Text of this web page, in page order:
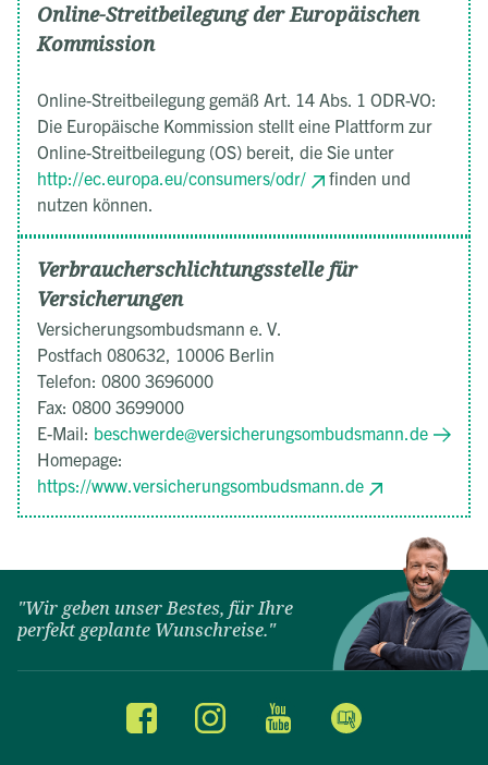
Online-Streitbeilegung der Europäischen
Kommission
Online-Streitbeilegung gemäß Art. 14 Abs. 1 ODR-VO:
Die Europäische Kommission stellt eine Plattform zur
Online-Streitbeilegung (OS) bereit, die Sie unter
http://ec.europa.eu/consumers/odr/
finden und
nutzen können.
Verbraucherschlichtungsstelle für
Versicherungen
Versicherungsombudsmann e. V.
Postfach 080632, 10006 Berlin
Telefon: 0800 3696000
Fax: 0800 3699000
E-Mail: beschwerde@versicherungsombudsmann.de
Homepage:
https://www.versicherungsombudsmann.de
"Wir geben unser Bestes, für Ihre
perfekt geplante Wunschreise."